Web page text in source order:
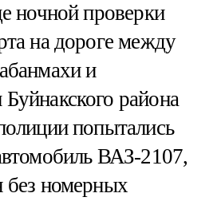
ночной проверки
на дороге между
и
района
попытались
ВАЗ-2107,
без номерных